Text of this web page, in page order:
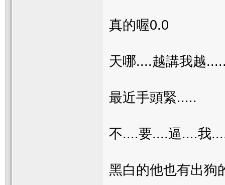
真的喔0.0
天哪....越講我越
最近手頭緊.....
不....要....逼....我
黑白的他也有出狗